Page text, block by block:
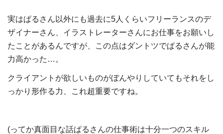
実はぱるさん以外にも過去に5人くらいフリーランスのデ
ザイナーさん、イラストレーターさんにお仕事をお願いし
たことがあるんですが、この点はダントツでぱるさんが能
力高かった…。
クライアントが欲しいものがぼんやりしていてもそれをし
っかり形作る力、これ超重要ですね。
(ってか真面目な話ぱるさんの仕事術は十分一つのスキル